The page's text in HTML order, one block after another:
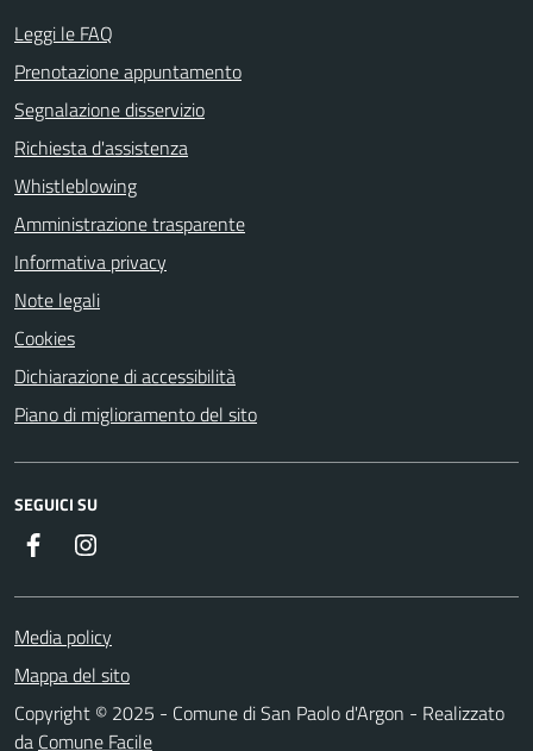
Leggi le FAQ
Prenotazione appuntamento
Segnalazione disservizio
Richiesta d'assistenza
Whistleblowing
Amministrazione trasparente
Informativa privacy
Note legali
Cookies
Dichiarazione di accessibilità
Piano di miglioramento del sito
SEGUICI SU
Facebook
Media policy
Mappa del sito
Copyright © 2025 - Comune di San Paolo d'Argon - Realizzato
da Comune Facile